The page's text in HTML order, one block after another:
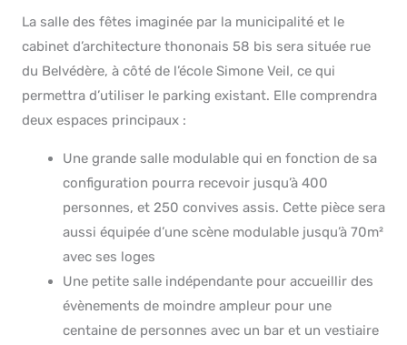
La salle des fêtes imaginée par la municipalité et le
cabinet d’architecture thononais 58 bis sera située rue
du Belvédère, à côté de l’école Simone Veil, ce qui
permettra d’utiliser le parking existant. Elle comprendra
deux espaces principaux :
Une grande salle modulable qui en fonction de sa
configuration pourra recevoir jusqu’à 400
personnes, et 250 convives assis. Cette pièce sera
aussi équipée d’une scène modulable jusqu’à 70m²
avec ses loges
Une petite salle indépendante pour accueillir des
évènements de moindre ampleur pour une
centaine de personnes avec un bar et un vestiaire